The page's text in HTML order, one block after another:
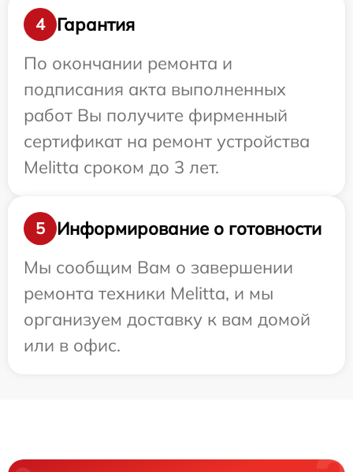
4
Гарантия
По окончании ремонта и
подписания акта выполненных
работ Вы получите фирменный
сертификат на ремонт устройства
Melitta сроком до 3 лет.
5
Информирование о готовности
Мы сообщим Вам о завершении
ремонта техники Melitta, и мы
организуем доставку к вам домой
или в офис.